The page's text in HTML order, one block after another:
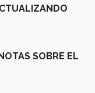
SOBRE EL